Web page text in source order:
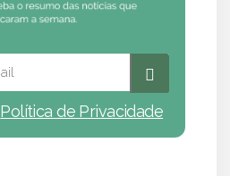
Política de Privacidade